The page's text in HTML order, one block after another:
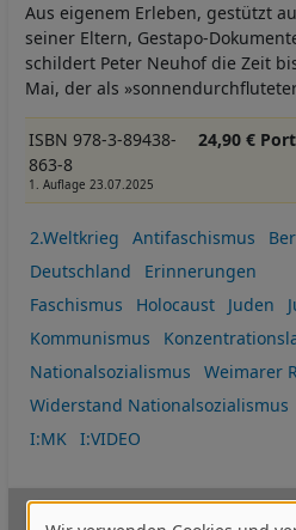
Aus eigenem Erleben, gestützt
seiner Eltern, Gestapo-
schildert Peter Neuhof die Zeit
Mai, der als
ISBN 978-3-89438-
863-8
1. Auflage 23.07.2025
24,90 €
2.Weltkrieg Antifaschismus
Deutschland
Erinnerungen
Faschismus
Holocaust Juden
Kommunismus
Nationalsozialismus
Weimarer
Widerstand Nationalsozialismus
I:MK
I:VIDEO